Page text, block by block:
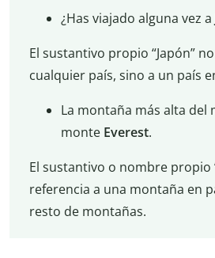
¿Has viajado alguna vez a
El sustantivo propio “Japón”
cualquier país, sino a un país
La montaña más alta del
monte Everest.
El sustantivo o nombre propio
referencia a una montaña en
resto de montañas.